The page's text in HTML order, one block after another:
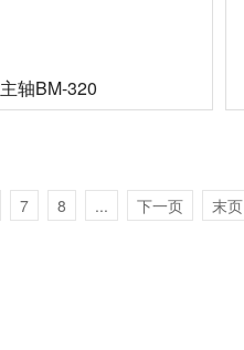
主轴BM-320
7 8 ... 下一页 末页